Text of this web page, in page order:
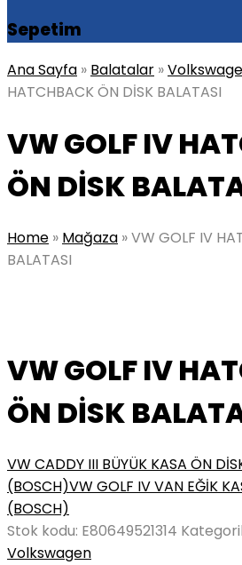
Sepetim
Ana Sayfa » Balatalar »
HATCHBACK ÖN DİSK BALATASI
VW GOLF IV
ÖN DİSK
Home » Mağaza »VW GOLF IV
BALATASI
VW GOLF IV
ÖN DİSK
VW CADDY III BÜYÜK KASA ÖN
(BOSCH)VW GOLF IV VAN EĞİK
(BOSCH)
Stok kodu: E80649521314
Volkswagen